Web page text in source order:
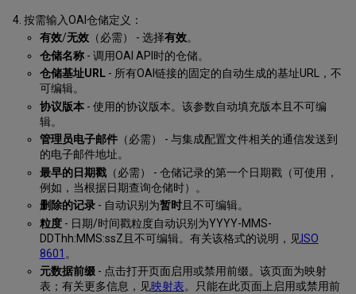
按需输入OAI仓储定义：
有效/无效（必需） - 选择有效。
仓储名称- 调用OAI API时的仓储。
仓储基址URL- 所有OAI链接的固定的自动生成的基址URL，不
可编辑。
协议版本- 使用的协议版本。该参数自动填充版本且不可编
辑。
管理员电子邮件（必需） - 与集成配置文件相关的通信发送到
的电子邮件地址。
最早的日期戳（必需） - 仓储记录的第一个日期戳（可使用，
例如，当根据日期查询仓储时）。
删除的记录- 自动识别为暂时且不可编辑。
粒度- 日期/时间戳粒度自动识别为YYYY-MMS-
DDThh:MMS:ssZ且不可编辑。有关该格式的说明，见ISO
8601 。
元数据前缀- 点击打开页面启用或禁用前缀。该页面为映射
表；有关更多信息，见映射表。只能在此页面上启用或禁用前